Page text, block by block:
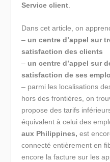
Service client
Dans cet article, on
– un centre d’appel sur
satisfaction des clients
– un centre d’appel sur
satisfaction de ses
– parmi les localisations
hors des frontières, on
propose des tarifs
équivalent à celui des
aux Philippines, est
connecté entièrement en
encore la facture sur les